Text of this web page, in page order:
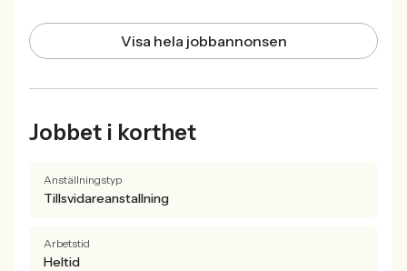
Visa hela jobbannonsen
Jobbet i korthet
Anställningstyp
Tillsvidareanstallning
Arbetstid
Heltid